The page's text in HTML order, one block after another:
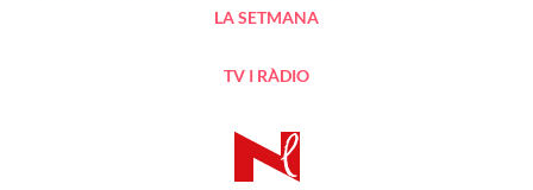
LA SETMANA
TV I RÀDIO